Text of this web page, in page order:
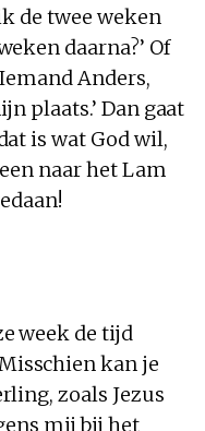
de twee weken
daarna?’ Of
Anders,
plaats.’ Dan gaat
is wat God wil,
naar het Lam
week de tijd
kan je
zoals Jezus
mij bij het